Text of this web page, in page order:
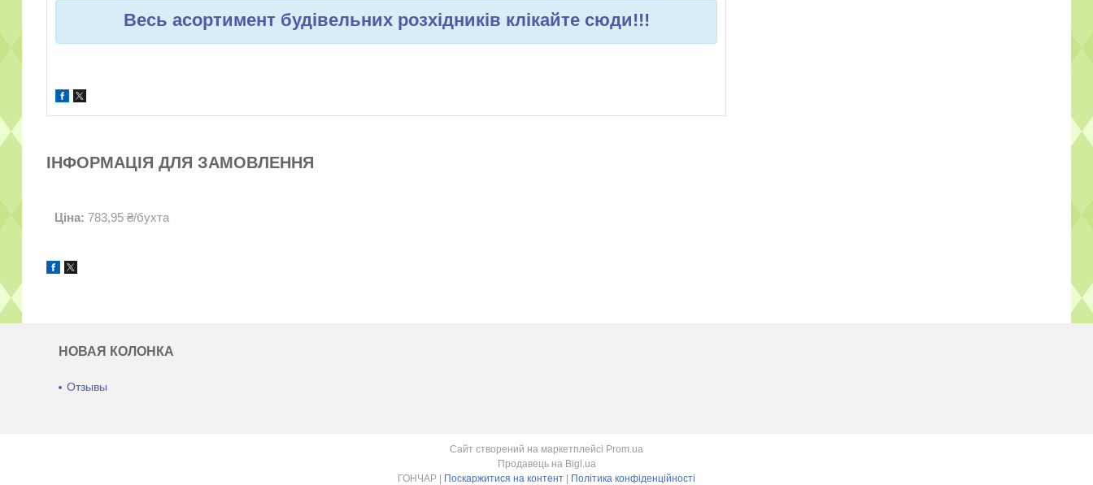
Весь асортимент будівельних розхідників клікайте сюди!!!
ІНФОРМАЦІЯ ДЛЯ ЗАМОВЛЕННЯ
Ціна: 783,95 ₴/бухта
НОВАЯ КОЛОНКА
Отзывы
Сайт створений на маркетплейсі Prom.ua
Продавець на Bigl.ua
ГОНЧАР | Поскаржитися на контент | Політика конфіденційності